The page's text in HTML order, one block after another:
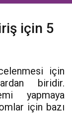
için 5
için
biridir.
yapmaya
için bazı